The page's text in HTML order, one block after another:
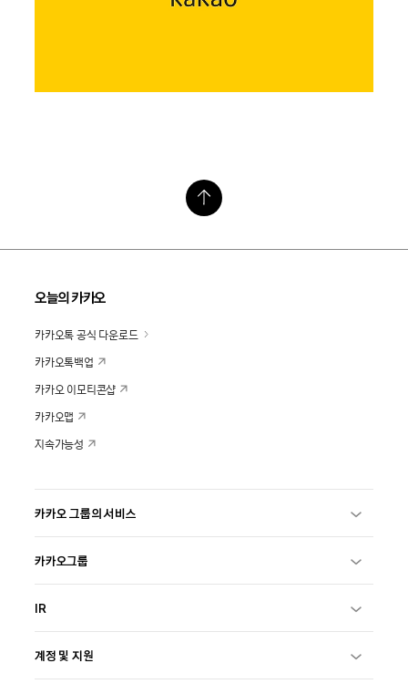
오늘의 카카오
카카오톡 공식 다운로드
카카오톡백업
카카오 이모티콘샵
카카오맵
지속가능성
카카오 그룹의 서비스
카카오그룹
IR
계정 및 지원